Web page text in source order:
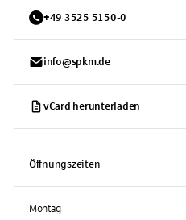
+49 3525 5150-0
info@spkm.de
vCard herunterladen
Öffnungszeiten
Montag